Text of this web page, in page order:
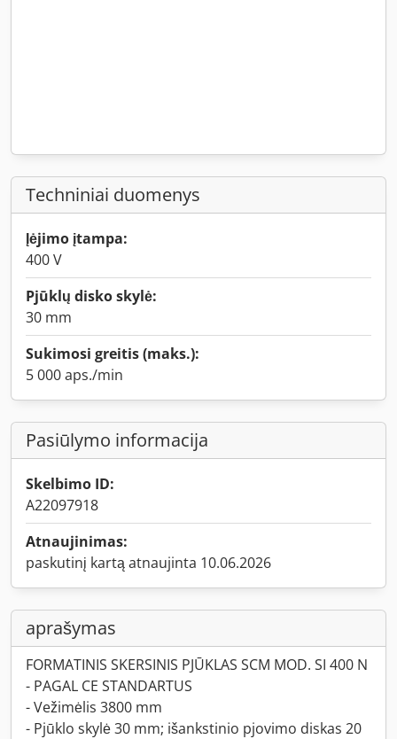
Techniniai duomenys
Įėjimo įtampa:
400 V
Pjūklų disko skylė:
30 mm
Sukimosi greitis (maks.):
5 000 aps./min
Pasiūlymo informacija
Skelbimo ID:
A22097918
Atnaujinimas:
paskutinį kartą atnaujinta 10.06.2026
aprašymas
FORMATINIS SKERSINIS PJŪKLAS SCM MOD. SI 400 N
- PAGAL CE STANDARTUS
- Vežimėlis 3800 mm
- Pjūklo skylė 30 mm; išankstinio pjovimo diskas 20